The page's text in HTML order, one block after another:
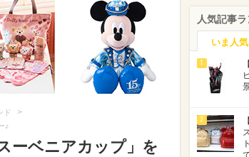
ド >
♪
ーベニアカップ」を
人気記事
いま人気
1
2